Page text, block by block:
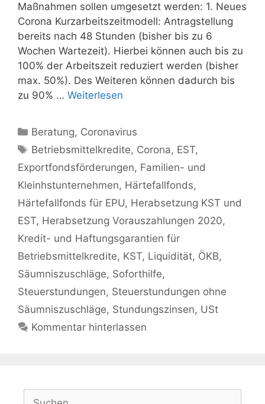
Maßnahmen sollen umgesetzt werden: 1. Neues
Corona Kurzarbeitszeitmodell: Antragstellung
bereits nach 48 Stunden (bisher bis zu 6
Wochen Wartezeit). Hierbei können auch bis zu
100% der Arbeitszeit reduziert werden (bisher
max. 50%). Des Weiteren können dadurch bis
zu 90% … Weiterlesen
Kategorien
Beratung, Coronavirus
Schlagwörter
Betriebsmittelkredite, Corona, EST,
Exportfondsförderungen, Familien- und
Kleinhstunternehmen, Härtefallfonds,
Härtefallfonds für EPU, Herabsetzung KST und
EST, Herabsetzung Vorauszahlungen 2020,
Kredit- und Haftungsgarantien für
Betriebsmittelkredite, KST, Liquidität, ÖKB,
Säumniszuschläge, Soforthilfe,
Steuerstundungen, Steuerstundungen ohne
Säumniszuschläge, Stundungszinsen, USt
Kommentar hinterlassen
Suchen